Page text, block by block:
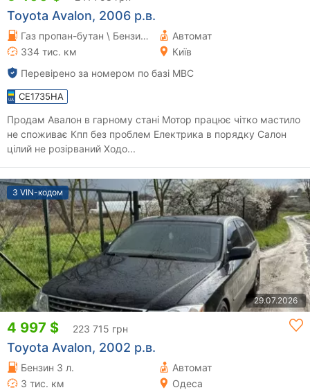
Toyota Avalon, 2006 р.в.
Газ пропан-бутан \ Бензин 3.5 л.
Автомат
334 тис. км
Київ
Перевірено за номером по базі МВС
CE1735HA
Продам Авалон в гарному стані Мотор працює чітко мастило
не споживає Кпп без проблем Електрика в порядку Салон
цілий не розірваний Ходо...
З VIN-кодом
29.07.2026
4 997 $ 223 715 грн
Toyota Avalon, 2002 р.в.
Бензин 3 л.
Автомат
3 тис. км
Одеса